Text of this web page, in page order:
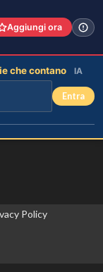
Policy
Aggiungi ora
che contano IA
Entra